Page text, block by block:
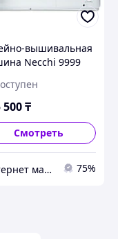
вышивальная
Necchi 9999
500₸
Смотреть
Интернет магазин "Техника" 75%